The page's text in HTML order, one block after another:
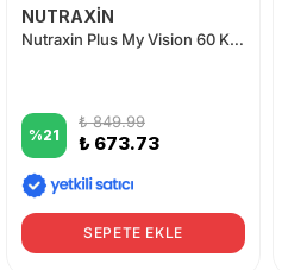
NUTRAXİN
Nutraxin Plus My Vision 60 Kapsül
%21
₺ 849.99
₺ 673.73
SEPETE EKLE